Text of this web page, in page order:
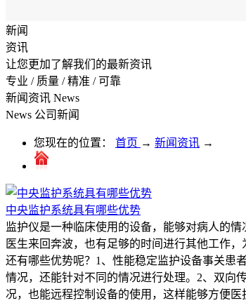
新闻
资讯
让您更加了解我们的最新资讯
专业 / 质量 / 精准 / 可靠
新闻资讯 News
News 公司新闻
您现在的位置： 首页 → 新闻资讯 →
中央监护系统具有哪些优势
监护仪是一种临床使用的设备，能够对病人的
医生来回奔波，也有足够的时间进行其他工作
还有哪些优势呢？1、性能稳定监护设备事关患
情况，还能针对不同的情况进行处理。2、双向
况，也能远程控制设备的使用，这样能够方便